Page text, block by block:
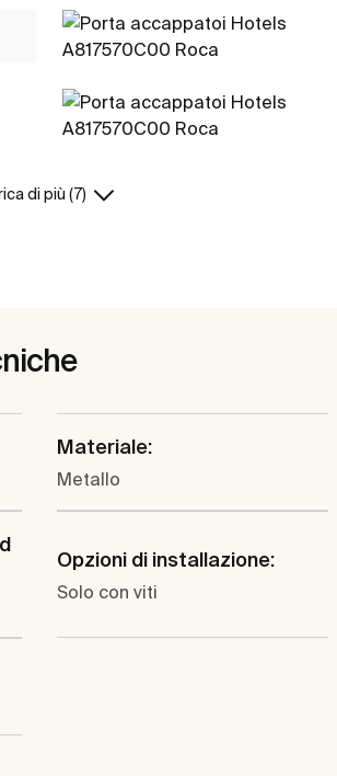
di più (7)
Materiale:
Metallo
Opzioni di installazione:
Solo con viti